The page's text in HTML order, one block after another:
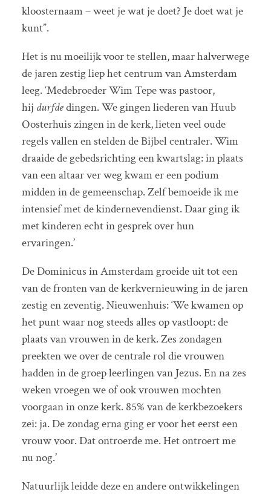
kloosternaam – weet je wat je doet? Je doet wat je
kunt”.
Het is nu moeilijk voor te stellen, maar halverwege
de jaren zestig liep het centrum van Amsterdam
leeg. ‘Medebroeder Wim Tepe was pastoor,
hij durfdedingen. We gingen liederen van Huub
Oosterhuis zingen in de kerk, lieten veel oude
regels vallen en stelden de Bijbel centraler. Wim
draaide de gebedsrichting een kwartslag: in plaats
van een altaar ver weg kwam er een podium
midden in de gemeenschap. Zelf bemoeide ik me
intensief met de kindernevendienst. Daar ging ik
met kinderen echt in gesprek over hun
ervaringen.’
De Dominicus in Amsterdam groeide uit tot een
van de fronten van de kerkvernieuwing in de jaren
zestig en zeventig. Nieuwenhuis: ‘We kwamen op
het punt waar nog steeds alles op vastloopt: de
plaats van vrouwen in de kerk. Zes zondagen
preekten we over de centrale rol die vrouwen
hadden in de groep leerlingen van Jezus. En na zes
weken vroegen we of ook vrouwen mochten
voorgaan in onze kerk. 85% van de kerkbezoekers
zei: ja. De zondag erna ging er voor het eerst een
vrouw voor. Dat ontroerde me. Het ontroert me
nu nog.’
Natuurlijk leidde deze en andere ontwikkelingen